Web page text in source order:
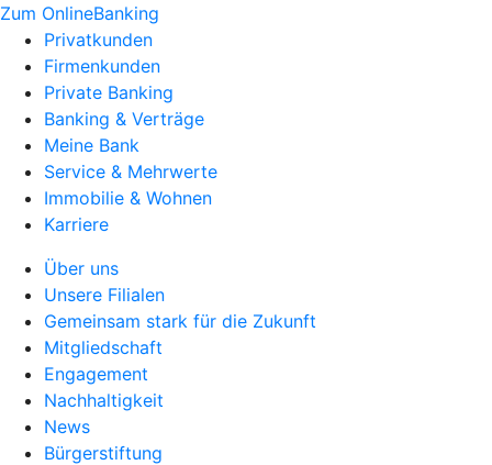
Zum OnlineBanking
Privatkunden
Firmenkunden
Private Banking
Banking & Verträge
Meine Bank
Service & Mehrwerte
Immobilie & Wohnen
Karriere
Über uns
Unsere Filialen
Gemeinsam stark für die Zukunft
Mitgliedschaft
Engagement
Nachhaltigkeit
News
Bürgerstiftung